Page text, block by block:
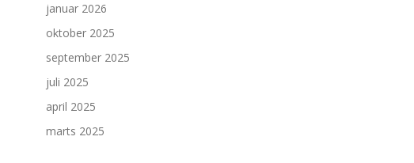
januar 2026
oktober 2025
september 2025
juli 2025
april 2025
marts 2025